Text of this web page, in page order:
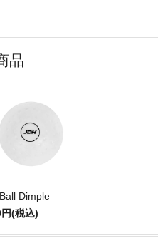
品
Dimple
(税込)